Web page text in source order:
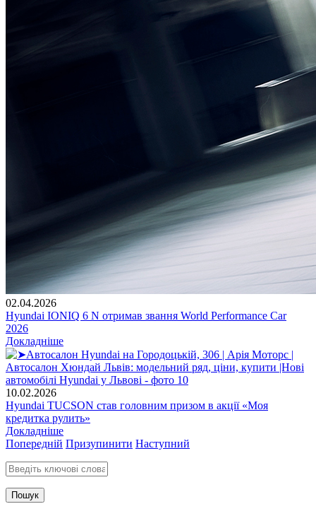
02.04.2026
Hyundai IONIQ 6 N отримав звання World Performance Car
2026
Докладніше
10.02.2026
Hyundai TUCSON став головним призом в акції «Моя
кредитка рулить»
Докладніше
Попередній Призупинити Наступний
Введіть ключові слова для пошуку